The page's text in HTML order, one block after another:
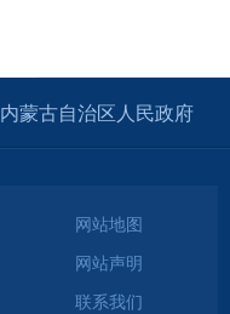
内蒙古自治区人民政府
网站地图
网站声明
联系我们